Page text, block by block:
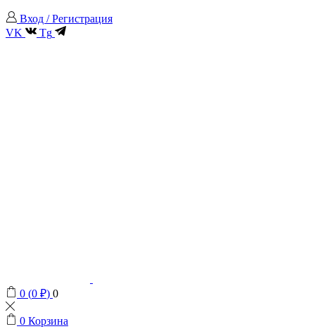
Вход / Регистрация
VK
Tg
0 (0 ₽) 0
0 Корзина